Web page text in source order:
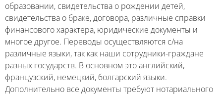
образовании, свидетельства о рождении детей,
свидетельства о браке, договора, различные справки
финансового характера, юридические документы и
многое другое. Переводы осуществляются с/на
различные языки, так как наши сотрудники-граждане
разных государств. В основном это английский,
французский, немецкий, болгарский языки.
Дополнительно все документы требуют нотариального